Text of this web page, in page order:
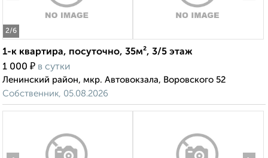
2/6
1-к квартира, посуточно, 35м², 3/5 этаж
1 000 ₽ в сутки
Ленинский район, мкр. Автовокзала, Воровского 52
Собственник, 05.08.2026